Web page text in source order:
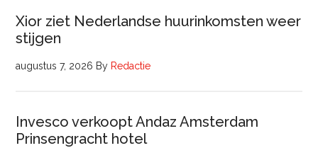
Xior ziet Nederlandse huurinkomsten weer
stijgen
augustus 7, 2026 By Redactie
Invesco verkoopt Andaz Amsterdam
Prinsengracht hotel